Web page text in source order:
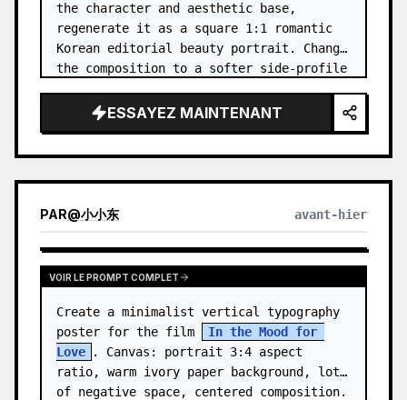
the character and aesthetic base,
regenerate it as a square 1:1 romantic
Korean editorial beauty portrait. Change
the composition to a softer side-profile
eyes closed, gently smellin…
ESSAYEZ MAINTENANT
PAR@小小东 avant-hier
VOIR LE PROMPT COMPLET
Create a minimalist vertical typography
poster for the film
In the Mood for
Love
. Canvas: portrait 3:4 aspect
ratio, warm ivory paper background, lots
of negative space, centered composition.